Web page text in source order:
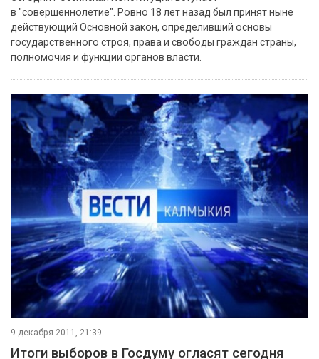
в "совершеннолетие". Ровно 18 лет назад был принят ныне
действующий Основной закон, определивший основы
государственного строя, права и свободы граждан страны,
полномочия и функции органов власти.
9 декабря 2011, 21:39
Итоги выборов в Госдуму огласят сегодня